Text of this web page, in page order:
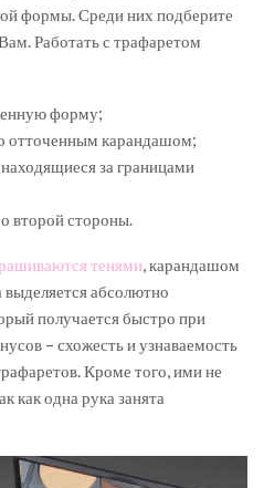
формы. Среди них подберите
Работать с трафаретом
форму;
отточенным карандашом;
за границами
второй стороны.
тенями, карандашом
абсолютно
получается быстро при
– схожесть и узнаваемость
Кроме того, ими не
как одна рука занята